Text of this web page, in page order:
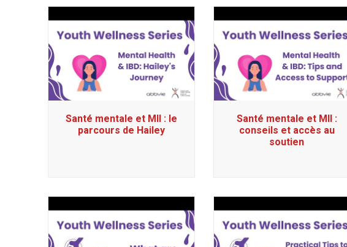
Santé mentale et MII : le
parcours de Hailey
Santé mentale et MII :
conseils et accès au
soutien